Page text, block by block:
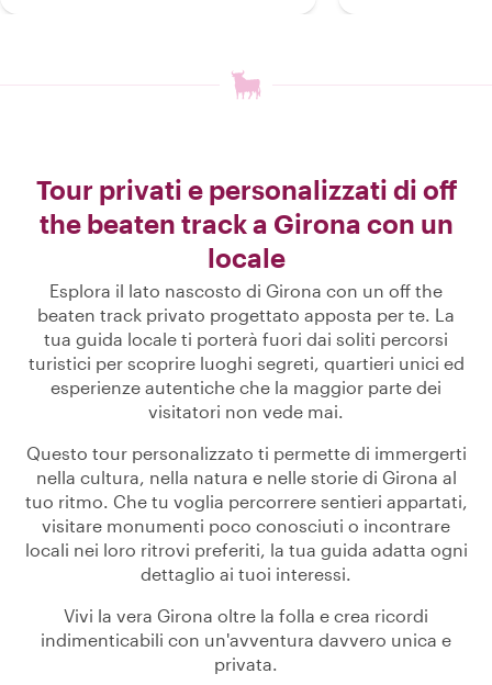
Tour privati e personalizzati di off
the beaten track a Girona con un
locale
Esplora il lato nascosto di Girona con un off the
beaten track privato progettato apposta per te. La
tua guida locale ti porterà fuori dai soliti percorsi
turistici per scoprire luoghi segreti, quartieri unici ed
esperienze autentiche che la maggior parte dei
visitatori non vede mai.
Questo tour personalizzato ti permette di immergerti
nella cultura, nella natura e nelle storie di Girona al
tuo ritmo. Che tu voglia percorrere sentieri appartati,
visitare monumenti poco conosciuti o incontrare
locali nei loro ritrovi preferiti, la tua guida adatta ogni
dettaglio ai tuoi interessi.
Vivi la vera Girona oltre la folla e crea ricordi
indimenticabili con un'avventura davvero unica e
privata.